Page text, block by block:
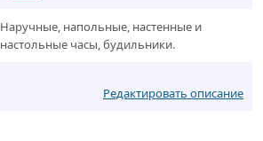
Наручные, напольные, настенные и
настольные часы, будильники.
Редактировать описание